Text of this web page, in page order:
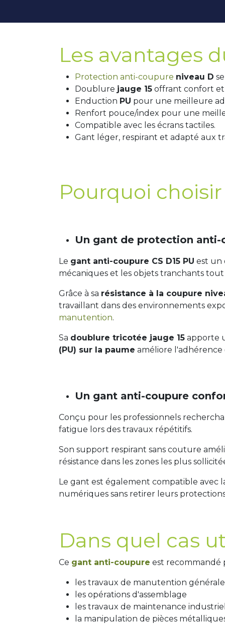
Les avantages
Protection anti-coupure niveau D
Doublure jauge 15 offrant confort
Enduction PU pour une meilleure
Renfort pouce/index pour une
Compatible avec les écrans tactiles.
Gant léger, respirant et adapté aux
Pourquoi
Un gant de protection anti-
Le gant anti-coupure CS D15 PU est un
mécaniques et les objets tranchants
Grâce à sa résistance à la coupure
travaillant dans des environnements
manutention.
Sa doublure tricotée jauge 15 apporte
(PU) sur la paume améliore l'adhérence
Un gant anti-coupure
Conçu pour les professionnels
fatigue lors des travaux répétitifs.
Son support respirant sans couture
résistance dans les zones les plus
Le gant est également compatible avec
numériques sans retirer leurs
Dans quel cas
Ce gant anti-coupure est recommandé
les travaux de manutention générale
les opérations d'assemblage
les travaux de maintenance
la manipulation de pièces